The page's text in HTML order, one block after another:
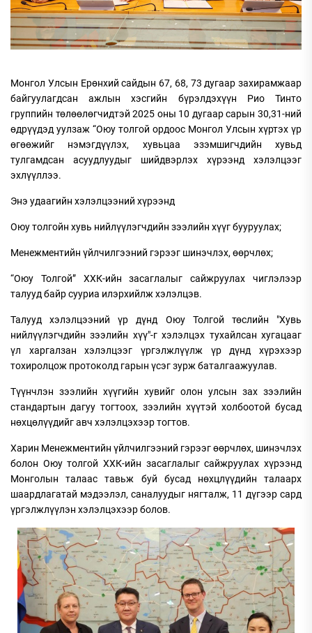
Монгол Улсын Ерөнхий сайдын 67, 68, 73 дугаар захирамжаар
байгуулагдсан ажлын хэсгийн бүрэлдэхүүн Рио Тинто
группийн төлөөлөгчидтэй 2025 оны 10 дугаар сарын 30,31-ний
өдрүүдэд уулзаж “Оюу толгой ордоос Монгол Улсын хүртэх үр
өгөөжийг нэмэгдүүлэх, хувьцаа эзэмшигчдийн хувьд
тулгамдсан асуудлуудыг шийдвэрлэх хүрээнд хэлэлцээг
эхлүүллээ.
Энэ удаагийн хэлэлцээний хүрээнд
Оюу толгойн хувь нийлүүлэгчдийн зээлийн хүүг бууруулах;
Менежментийн үйлчилгээний гэрээг шинэчлэх, өөрчлөх;
“Оюу Толгой” ХХК-ийн засаглалыг сайжруулах чиглэлээр
талууд байр сууриа илэрхийлж хэлэлцэв.
Талууд хэлэлцээний үр дүнд Оюу Толгой төслийн "Хувь
нийлүүлэгчдийн зээлийн хүү"-г хэлэлцэх тухайлсан хугацааг
үл харгалзан хэлэлцээг үргэлжлүүлж үр дүнд хүрэхээр
тохиролцож протоколд гарын үсэг зурж баталгаажуулав.
Түүнчлэн зээлийн хүүгийн хувийг олон улсын зах зээлийн
стандартын дагуу тогтоох, зээлийн хүүтэй холбоотой бусад
нөхцөлүүдийг авч хэлэлцэхээр тогтов.
Харин Менежментийн үйлчилгээний гэрээг өөрчлөх, шинэчлэх
болон Оюу толгой ХХК-ийн засаглалыг сайжруулах хүрээнд
Монголын талаас тавьж буй бусад нөхцлүүдийн талаарх
шаардлагатай мэдээлэл, саналуудыг нягталж, 11 дүгээр сард
үргэлжлүүлэн хэлэлцэхээр болов.